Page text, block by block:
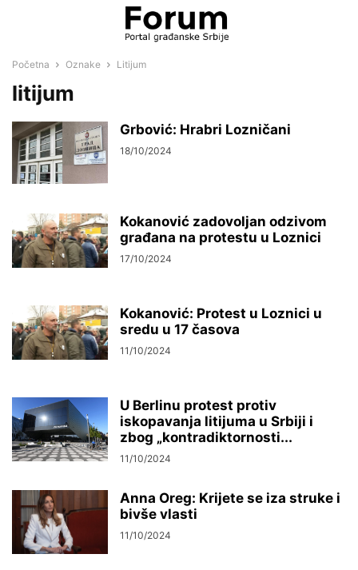
Početna Oznake Litijum
litijum
Grbović: Hrabri Lozničani
18/10/2024
Kokanović zadovoljan odzivom
građana na protestu u Loznici
17/10/2024
Kokanović: Protest u Loznici u
sredu u 17 časova
11/10/2024
U Berlinu protest protiv
iskopavanja litijuma u Srbiji i
zbog „kontradiktornosti...
11/10/2024
Anna Oreg: Krijete se iza struke i
bivše vlasti
11/10/2024